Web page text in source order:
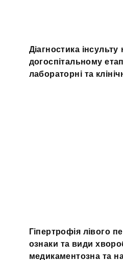
Діагностика інсульту
догоспітальному
лабораторні та
Гіпертрофія лівого
ознаки та види
медикаментозна та